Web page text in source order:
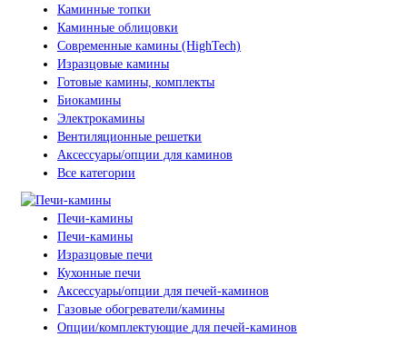
Каминные топки
Каминные облицовки
Современные камины (HighTech)
Изразцовые камины
Готовые камины, комплекты
Биокамины
Электрокамины
Вентиляционные решетки
Аксессуары/опции для каминов
Все категории
Печи-камины
Печи-камины
Изразцовые печи
Кухонные печи
Аксессуары/опции для печей-каминов
Газовые обогреватели/камины
Опции/комплектующие для печей-каминов